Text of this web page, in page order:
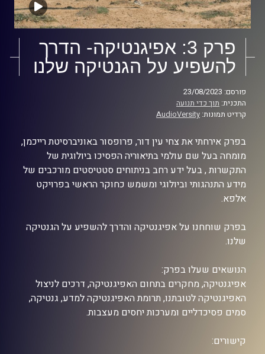
פרק 3: אפיגנטיקה- הדרך
להשפיע על הגנטיקה שלנו
פורסם: 23/08/2023
התכנית: תוך כדי תנועה
קרדיט תמונות: AudioVersity
בפרק אירחתי את צחי עין דור, פרופסור באוניברסיטת רייכמן,
מומחה בעל שם עולמי בתיאוריה הפסיכו ביולוגית של
התקשרות , בעל ידע רחב בניתוחים סטטיסטים מורכבים של
מידע התנהגותי וביולוגי ומשמש כחוקר הראשי בפרויקט
אלפא.
בפרק שוחחנו על אפיגנטיקה והדרך להשפיע על הגנטיקה
שלנו.
הנושאים שעלו בפרק:
אפיגנטיקה, מחקרים בתחום האפיגנטיקה, דרכים לניצול
האפיגנטיקה לטובתנו, תרומת האפיגנטיקה למדע, גנטיקה,
סמים פסיכדליים ומערכות יחסים מעצבות.
קישורים: